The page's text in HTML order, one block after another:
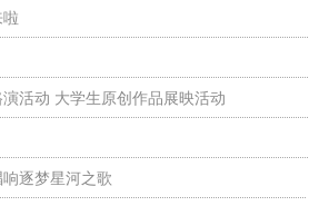
活动 大学生原创作品展映活动
逐梦星河之歌